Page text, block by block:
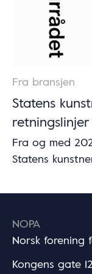
Fra bransjen
Statens
retningslinjer
Fra og med
Statens
NOPA
Norsk forening
Kongens gate 12